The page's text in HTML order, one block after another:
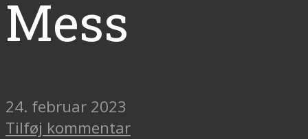
Mess
24. februar 2023
Tilføj kommentar